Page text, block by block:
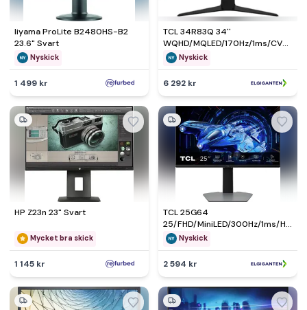
Iiyama ProLite B2480HS-B2
23.6" Svart
Nyskick
1 499 kr
TCL 34R83Q 34''
WQHD/MQLED/170Hz/1ms/CV
monitor - Nyskick - i
originalförpackning
Nyskick
6 292 kr
HP Z23n 23" Svart
Mycket bra skick
1 145 kr
TCL 25G64
25/FHD/MiniLED/300Hz/1ms/HAS
datorskärm - Nyskick -
originalförpackning saknas
Nyskick
2 594 kr